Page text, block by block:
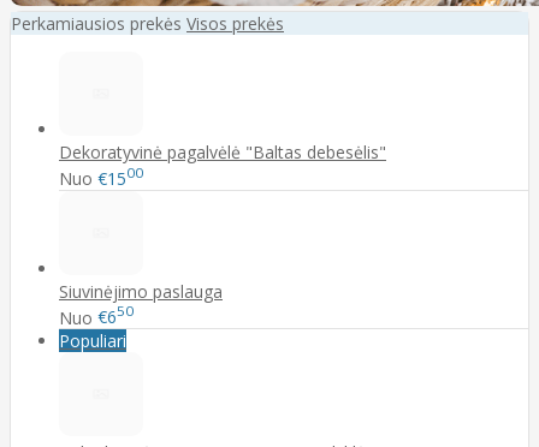
Perkamiausios prekės Visos prekės
Dekoratyvinė pagalvėlė "Baltas debesėlis"
Nuo €1500
Siuvinėjimo paslauga
Nuo €650
Populiari